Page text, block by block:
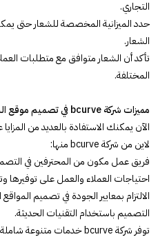
التجاري.
حدد الميزانية المخصصة للشعار حتى
الشعار.
تأكد أن الشعار متوافق مع متطلبات
المختلفة.
مميزات شركة bcurve في تصميم موقع الشعارات
الآن يمكنك الاستفادة بالعديد من
لاين من شركة bcurve منها:
فريق عمل مكون من المحترفين في
احتياجات العملاء والعمل على توفيرها
الالتزام بمعايير الجودة في تصميم المواقع
التصميم باستخدام التقنيات الحديثة.
توفر شركة bcurve خدمات متنوعة شاملة التصميم، التسويق، والتطوير للمواقع.